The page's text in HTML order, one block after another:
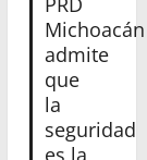
Michoacán
admite
que
la
seguridad